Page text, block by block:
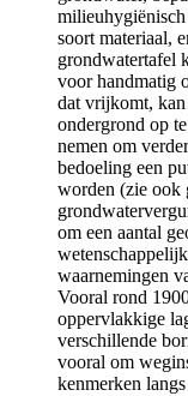
soort materiaal,
grondwatertafel
voor handmatig
dat vrijkomt,
ondergrond op
nemen om
bedoeling een
worden (zie ook
om een aantal
waarnemingen
Vooral rond
oppervlakkige
verschillende
vooral om
kenmerken